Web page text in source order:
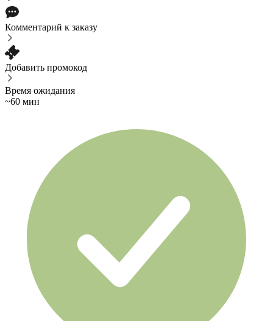
Комментарий к заказу
Добавить промокод
Время ожидания
~60 мин